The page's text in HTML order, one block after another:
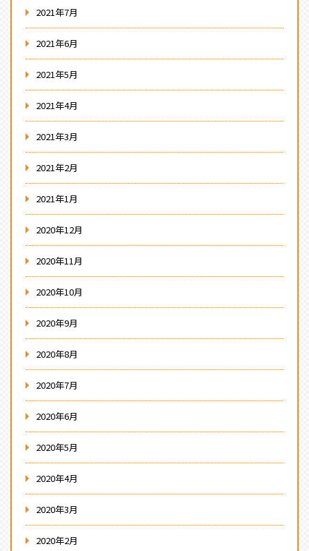
2021年7月
2021年6月
2021年5月
2021年4月
2021年3月
2021年2月
2021年1月
2020年12月
2020年11月
2020年10月
2020年9月
2020年8月
2020年7月
2020年6月
2020年5月
2020年4月
2020年3月
2020年2月